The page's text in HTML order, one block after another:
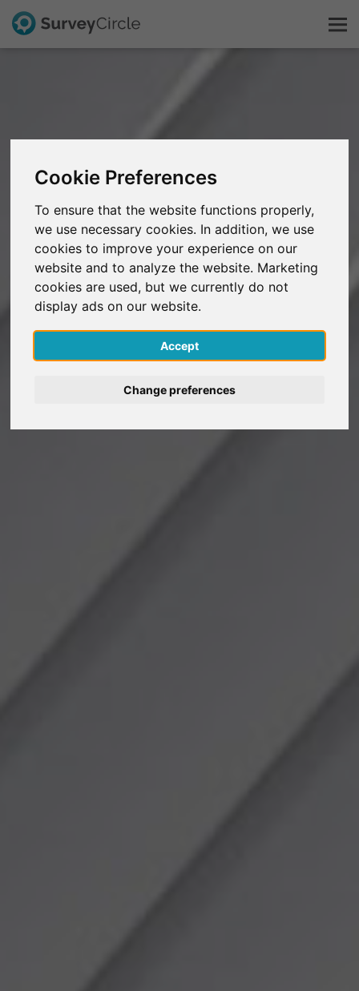
Cookie Preferences
To ensure that the website functions properly,
we use necessary cookies. In addition, we use
cookies to improve your experience on our
website and to analyze the website. Marketing
cookies are used, but we currently do not
display ads on our website.
Accept
Change preferences
Explorar la investigación
FAQ
Regístrate gratis
Iniciar sesión
English
Deutsch
Nederlands